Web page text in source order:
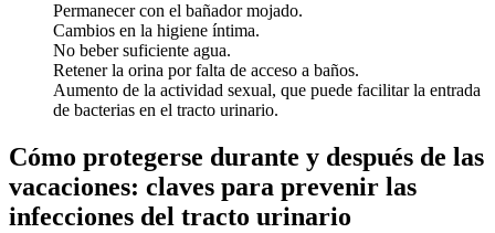
Permanecer con el bañador mojado.
Cambios en la higiene íntima.
No beber suficiente agua.
Retener la orina por falta de acceso a baños.
Aumento de la actividad sexual, que puede facilitar la entrada
de bacterias en el tracto urinario.
Cómo protegerse durante y después de las
vacaciones: claves para prevenir las
infecciones del tracto urinario